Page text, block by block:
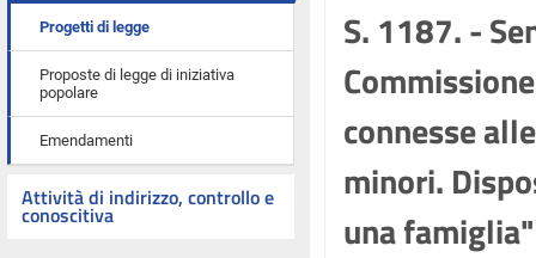
Progetti di legge
Proposte di legge di iniziativa
popolare
Emendamenti
Attività di indirizzo, controllo e
conoscitiva
S. 1187. -
connesse
minori.
una